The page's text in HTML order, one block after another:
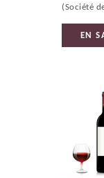
(Société
EN